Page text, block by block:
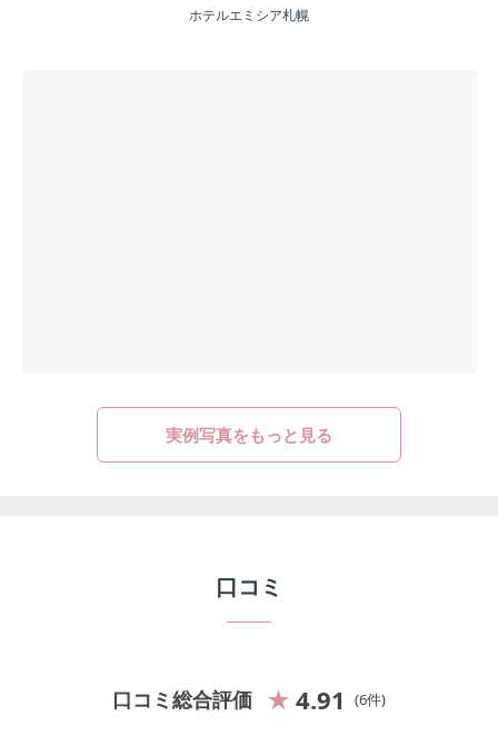
ホテルエミシア札幌
実例写真をもっと見る
口コミ
口コミ総合評価 4.91 6件